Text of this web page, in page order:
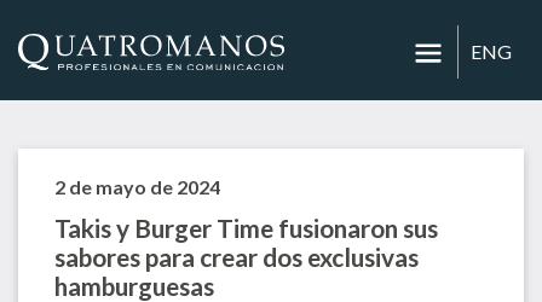
ENG
2 de mayo de 2024
Takis y Burger Time fusionaron sus
sabores para crear dos exclusivas
hamburguesas